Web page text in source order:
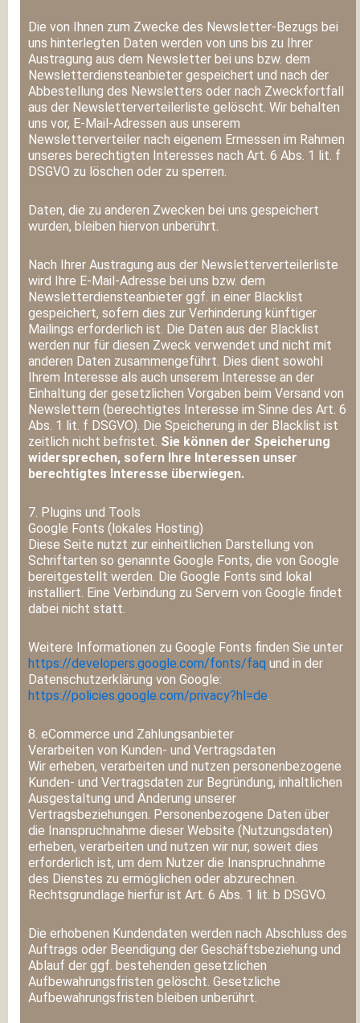
Die von Ihnen zum Zwecke des Newsletter-Bezugs bei
uns hinterlegten Daten werden von uns bis zu Ihrer
Austragung aus dem Newsletter bei uns bzw. dem
Newsletterdiensteanbieter gespeichert und nach der
Abbestellung des Newsletters oder nach Zweckfortfall
aus der Newsletterverteilerliste gelöscht. Wir behalten
uns vor, E-Mail-Adressen aus unserem
Newsletterverteiler nach eigenem Ermessen im Rahmen
unseres berechtigten Interesses nach Art. 6 Abs. 1 lit. f
DSGVO zu löschen oder zu sperren.
Daten, die zu anderen Zwecken bei uns gespeichert
wurden, bleiben hiervon unberührt.
Nach Ihrer Austragung aus der Newsletterverteilerliste
wird Ihre E-Mail-Adresse bei uns bzw. dem
Newsletterdiensteanbieter ggf. in einer Blacklist
gespeichert, sofern dies zur Verhinderung künftiger
Mailings erforderlich ist. Die Daten aus der Blacklist
werden nur für diesen Zweck verwendet und nicht mit
anderen Daten zusammengeführt. Dies dient sowohl
Ihrem Interesse als auch unserem Interesse an der
Einhaltung der gesetzlichen Vorgaben beim Versand von
Newslettern (berechtigtes Interesse im Sinne des Art. 6
Abs. 1 lit. f DSGVO). Die Speicherung in der Blacklist ist
zeitlich nicht befristet. Sie können der Speicherung
widersprechen, sofern Ihre Interessen unser
berechtigtes Interesse überwiegen.
7. Plugins und Tools
Google Fonts (lokales Hosting)
Diese Seite nutzt zur einheitlichen Darstellung von
Schriftarten so genannte Google Fonts, die von Google
bereitgestellt werden. Die Google Fonts sind lokal
installiert. Eine Verbindung zu Servern von Google findet
dabei nicht statt.
Weitere Informationen zu Google Fonts finden Sie unter
https://developers.google.com/fonts/faq und in der
Datenschutzerklärung von Google:
https://policies.google.com/privacy?hl=de.
8. eCommerce und Zahlungs­anbieter
Verarbeiten von Kunden- und Vertragsdaten
Wir erheben, verarbeiten und nutzen personenbezogene
Kunden- und Vertragsdaten zur Begründung, inhaltlichen
Ausgestaltung und Änderung unserer
Vertragsbeziehungen. Personenbezogene Daten über
die Inanspruchnahme dieser Website (Nutzungsdaten)
erheben, verarbeiten und nutzen wir nur, soweit dies
erforderlich ist, um dem Nutzer die Inanspruchnahme
des Dienstes zu ermöglichen oder abzurechnen.
Rechtsgrundlage hierfür ist Art. 6 Abs. 1 lit. b DSGVO.
Die erhobenen Kundendaten werden nach Abschluss des
Auftrags oder Beendigung der Geschäftsbeziehung und
Ablauf der ggf. bestehenden gesetzlichen
Aufbewahrungsfristen gelöscht. Gesetzliche
Aufbewahrungsfristen bleiben unberührt.